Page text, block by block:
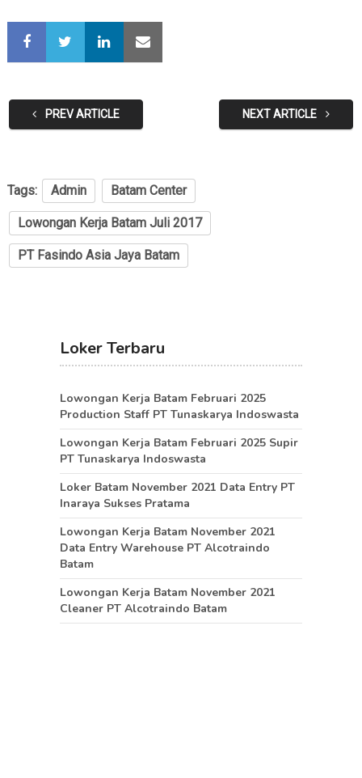
PREV ARTICLE NEXT ARTICLE
Tags: Admin Batam Center
Lowongan Kerja Batam Juli 2017
PT Fasindo Asia Jaya Batam
Loker Terbaru
Lowongan Kerja Batam Februari 2025
Production Staff PT Tunaskarya Indoswasta
Lowongan Kerja Batam Februari 2025 Supir
PT Tunaskarya Indoswasta
Loker Batam November 2021 Data Entry PT
Inaraya Sukses Pratama
Lowongan Kerja Batam November 2021
Data Entry Warehouse PT Alcotraindo
Batam
Lowongan Kerja Batam November 2021
Cleaner PT Alcotraindo Batam